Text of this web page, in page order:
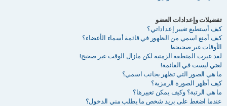
تفضيلات وإعدادات العضو
كيف أستطيع تغيير إعداداتي؟
كيف أمنع اسمي من الظهور في قائمة أسماء الأعضاء؟
الأوقات غير صحيحة!
لقد غيرت المنطقة الزمنية لكن مازال الوقت غير صحيح!
لغتي ليست في القائمة!
ما هي الصور التي تظهر بجانب اسمي؟
كيف أظهر الصورة الرمزية؟
ما هي الرتبة؟ وكيف يمكن تغييرها؟
عندما اضغط على بريد شخص ما يطلب مني الدخول؟